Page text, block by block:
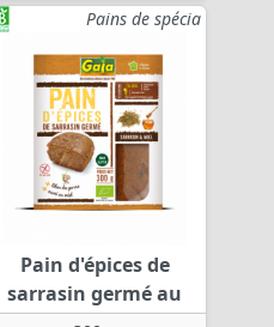
Pains de spécia
Pain d'épices de
sarrasin germé au